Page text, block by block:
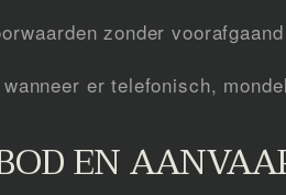
zonder
er telefonisch,
EN